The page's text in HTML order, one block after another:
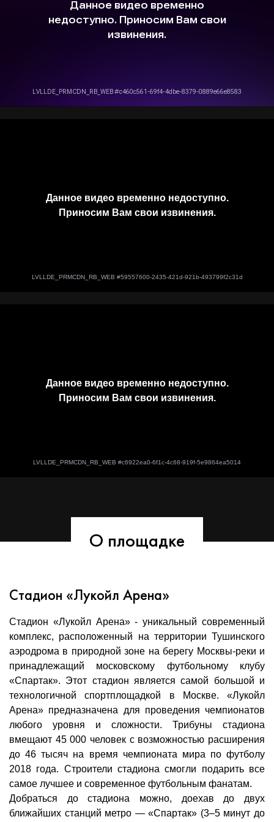
О площадке
Стадион «Лукойл Арена»
Стадион «Лукойл Арена» - уникальный современный
комплекс, расположенный на территории Тушинского
аэродрома в природной зоне на берегу Москвы-реки и
принадлежащий московскому футбольному клубу
«Спартак». Этот стадион является самой большой и
технологичной спортплощадкой в Москве. «Лукойл
Арена» предназначена для проведения чемпионатов
любого уровня и сложности. Трибуны стадиона
вмещают 45 000 человек с возможностью расширения
до 46 тысяч на время чемпионата мира по футболу
2018 года. Строители стадиона смогли подарить все
самое лучшее и современное футбольным фанатам.
Добраться до стадиона можно, доехав до двух
ближайших станций метро — «Спартак» (3–5 минут до